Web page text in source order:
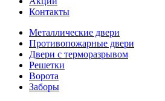
Контакты
Металлические двери
Противопожарные двери
Двери с терморазрывом
Решетки
Ворота
Заборы